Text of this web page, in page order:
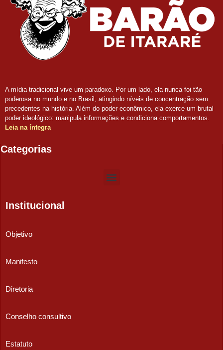
A mídia tradicional vive um paradoxo. Por um lado, ela nunca foi tão
poderosa no mundo e no Brasil, atingindo níveis de concentração sem
precedentes na história. Além do poder econômico, ela exerce um brutal
poder ideológico: manipula informações e condiciona comportamentos.
Leia na íntegra
Categorias
Institucional
Objetivo
Manifesto
Diretoria
Conselho consultivo
Estatuto